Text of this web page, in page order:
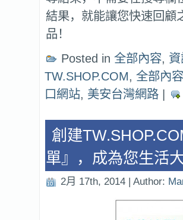
結果，就能讓您快速回顧
品！
Posted in 全部內容,
TW.SHOP.COM, 全部內容
口網站, 美安台灣網路
創建
單』，成為您生活
2月 17th, 2014 | Author: